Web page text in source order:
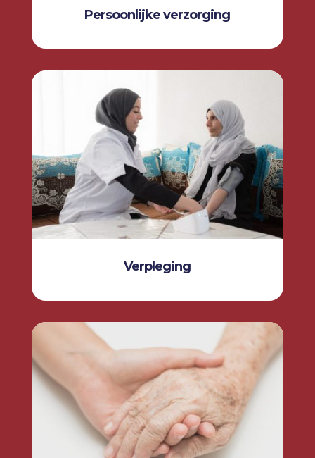
Persoonlijke verzorging
Verpleging